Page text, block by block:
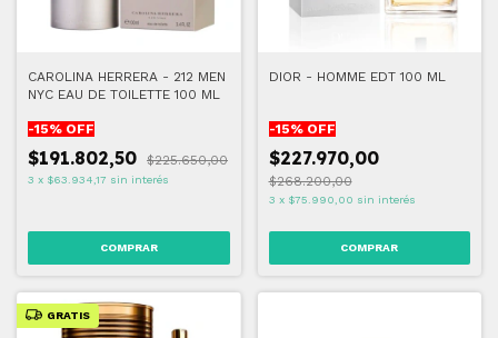
CAROLINA HERRERA - 212 MEN
NYC EAU DE TOILETTE 100 ML
-15% OFF
$191.802,50 $225.650,00
3 x $63.934,17 sin interés
DIOR - HOMME EDT 100 ML
-15% OFF
$227.970,00
$268.200,00
3 x $75.990,00 sin interés
GRATIS